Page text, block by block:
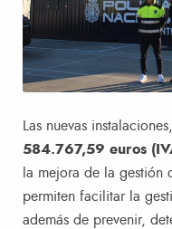
Las nuevas
584.767,59 euros
la mejora de la gestión
permiten facilitar la
además de prevenir,